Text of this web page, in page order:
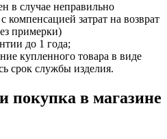
в случае неправильно
компенсацией затрат на возврат
примерки)
до 1 года;
купленного товара в виде
срок службы изделия.
покупка в магазине